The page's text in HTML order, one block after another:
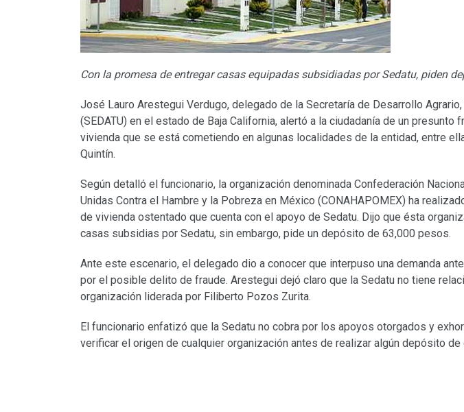
Con la promesa de entregar casas equipadas subsidiadas por Sedatu, piden
José Lauro Arestegui Verdugo, delegado de la Secretaría de Desarrollo Agrario,
(SEDATU) en el estado de Baja California, alertó a la ciudadanía de un presunto
vivienda que se está cometiendo en algunas localidades de la entidad, entre
Quintín.
Según detalló el funcionario, la organización denominada Confederación
Unidas Contra el Hambre y la Pobreza en México (CONAHAPOMEX) ha
de vivienda ostentado que cuenta con el apoyo de Sedatu. Dijo que ésta
casas subsidias por Sedatu, sin embargo, pide un depósito de 63,000 pesos.
Ante este escenario, el delegado dio a conocer que interpuso una demanda
por el posible delito de fraude. Arestegui dejó claro que la Sedatu no tiene
organización liderada por Filiberto Pozos Zurita.
El funcionario enfatizó que la Sedatu no cobra por los apoyos otorgados y
verificar el origen de cualquier organización antes de realizar algún depósito de